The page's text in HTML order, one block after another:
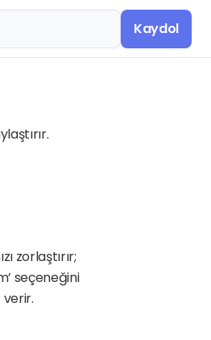
Kaydol
zorlaştırır;
seçeneğini